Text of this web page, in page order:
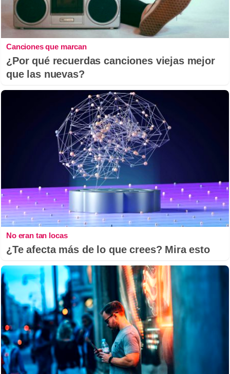
Canciones que marcan
¿Por qué recuerdas canciones viejas mejor
que las nuevas?
No eran tan locas
¿Te afecta más de lo que crees? Mira esto